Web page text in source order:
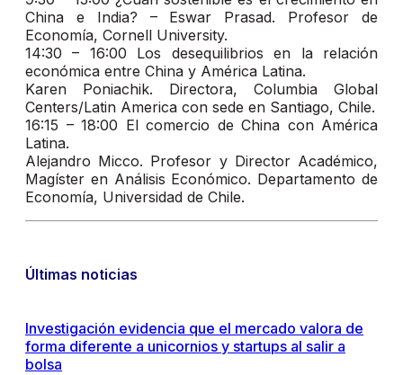
China e India? – Eswar Prasad. Profesor de
Economía, Cornell University.
14:30 – 16:00 Los desequilibrios en la relación
económica entre China y América Latina.
Karen Poniachik. Directora, Columbia Global
Centers/Latin America con sede en Santiago, Chile.
16:15 – 18:00 El comercio de China con América
Latina.
Alejandro Micco. Profesor y Director Académico,
Magíster en Análisis Económico. Departamento de
Economía, Universidad de Chile.
Últimas noticias
Investigación evidencia que el mercado valora de
forma diferente a unicornios y startups al salir a
bolsa